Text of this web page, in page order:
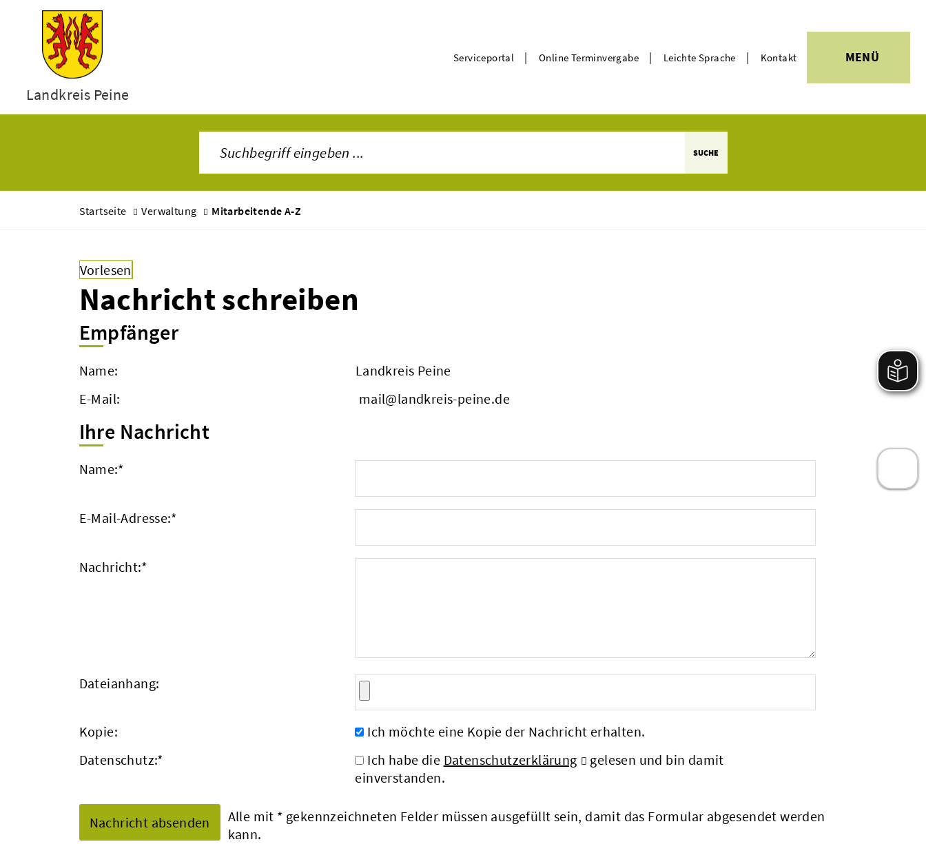
Landkreis Peine
Serviceportal | Online Terminvergabe | Leichte Sprache | Kontakt MENÜ
SUCHE
Startseite Verwaltung Mitarbeitende A-Z
Vorlesen
Nachricht schreiben
Empfänger
Name:
Landkreis Peine
E-Mail:
mail@landkreis-peine.de
Ihre Nachricht
Name:*
E-Mail-Adresse:*
Nachricht:*
Dateianhang:
Kopie:
Ich möchte eine Kopie der Nachricht erhalten.
Datenschutz:* Ich habe die Datenschutzerklärung
gelesen und bin damit
einverstanden.
Alle mit * gekennzeichneten Felder müssen ausgefüllt sein, damit das Formular abgesendet werden
kann.